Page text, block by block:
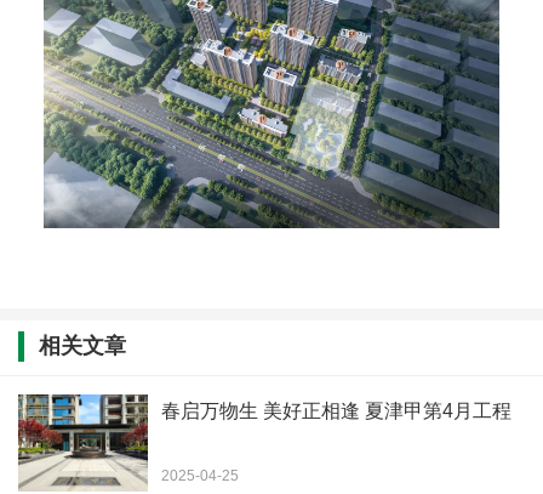
相关文章
春启万物生 美好正相逢 夏津甲第4月工程
2025-04-25